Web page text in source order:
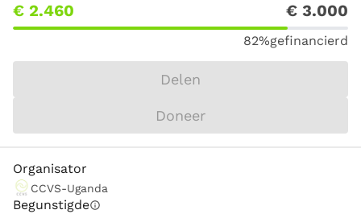
€ 2.460 € 3.000
82%gefinancierd
Delen
Doneer
Organisator
CCVS-Uganda
Begunstigdeinfo